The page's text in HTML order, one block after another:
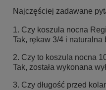
Najczęściej zadawane
1. Czy koszula nocna
Tak, rękaw 3/4 i naturalna
2. Czy to koszula nocna
Tak, została wykonana
3. Czy długość przed